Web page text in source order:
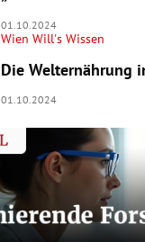
Pharmazie
mit dem
pqm
01.10.2024
Wien Will's Wissen
Die Welternährung
01.10.2024